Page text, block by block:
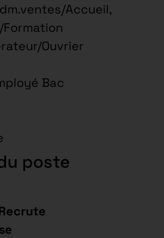
Accueil,
Formation
Ouvrier
Bac
poste